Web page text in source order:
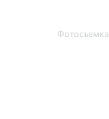
Фотосъемка